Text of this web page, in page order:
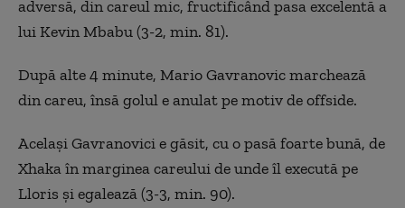
adversă, din careul mic, fructificând pasa excelentă a
lui Kevin Mbabu (3-2, min. 81).
După alte 4 minute, Mario Gavranovic marchează
din careu, însă golul e anulat pe motiv de offside.
Același Gavranovici e găsit, cu o pasă foarte bună, de
Xhaka în marginea careului de unde îl execută pe
Lloris și egalează (3-3, min. 90).